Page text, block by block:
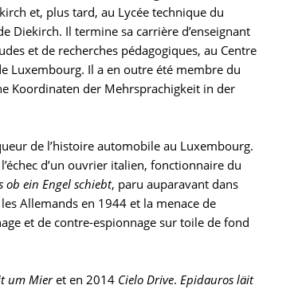
et, plus tard, au Lycée technique du
Diekirch. Il termine sa carrière d’enseignant
et de recherches pédagogiques, au Centre
Luxembourg. Il a en outre été membre du
Koordinaten der Mehrsprachigkeit in der
de l’histoire automobile au Luxembourg.
d’un ouvrier italien, fonctionnaire du
ob ein Engel schiebt, paru auparavant dans
Allemands en 1944 et la menace de
et de contre-espionnage sur toile de fond
um Mieret en 2014 Cielo Drive. Epidauros läit